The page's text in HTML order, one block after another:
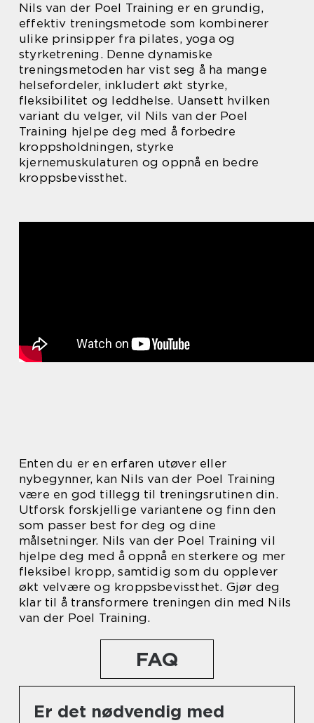
Nils van der Poel Training er en grundig,
effektiv treningsmetode som kombinerer
ulike prinsipper fra pilates, yoga og
styrketrening. Denne dynamiske
treningsmetoden har vist seg å ha mange
helsefordeler, inkludert økt styrke,
fleksibilitet og leddhelse. Uansett hvilken
variant du velger, vil Nils van der Poel
Training hjelpe deg med å forbedre
kroppsholdningen, styrke
kjernemuskulaturen og oppnå en bedre
kroppsbevissthet.
Enten du er en erfaren utøver eller
nybegynner, kan Nils van der Poel Training
være en god tillegg til treningsrutinen din.
Utforsk forskjellige variantene og finn den
som passer best for deg og dine
målsetninger. Nils van der Poel Training vil
hjelpe deg med å oppnå en sterkere og mer
fleksibel kropp, samtidig som du opplever
økt velvære og kroppsbevissthet. Gjør deg
klar til å transformere treningen din med Nils
van der Poel Training.
FAQ
Er det nødvendig med